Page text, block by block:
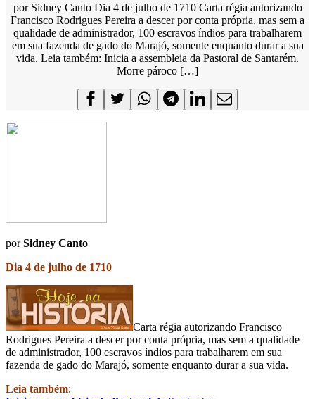
por Sidney Canto Dia 4 de julho de 1710 Carta régia autorizando
Francisco Rodrigues Pereira a descer por conta própria, mas sem a
qualidade de administrador, 100 escravos índios para trabalharem
em sua fazenda de gado do Marajó, somente enquanto durar a sua
vida. Leia também: Inicia a assembleia da Pastoral de Santarém.
Morre pároco […]
porSidney Canto
Dia 4 de julho de 1710
Carta régia autorizando Francisco
Rodrigues Pereira a descer por conta própria, mas sem a qualidade
de administrador, 100 escravos índios para trabalharem em sua
fazenda de gado do Marajó, somente enquanto durar a sua vida.
Leia também: